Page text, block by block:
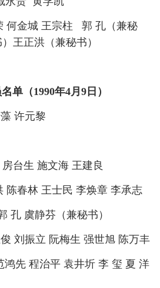
何金城 王宗柱 郭 孔（兼秘
王正洪（兼秘书）
单（1990年4月9日）
许元黎
台生 施文海 王建良
陈春林 王士民 李焕章 李承志
虞静芬（兼秘书）
刘振立 阮梅生 强世旭 陈万丰
先 程治平 袁井圻 李 玺 夏 洋